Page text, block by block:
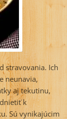
stravovania. Ich
neunavia,
aj tekutinu,
k
Sú vynikajúcim